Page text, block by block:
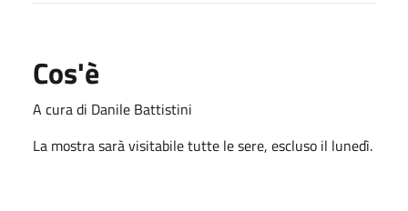
Cos'è
A cura di Danile Battistini
La mostra sarà visitabile tutte le sere, escluso il lunedì.